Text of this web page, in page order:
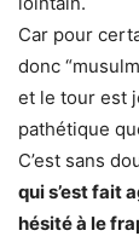
Car pour
donc
et le tour est
pathétique
C’est sans
qui s’est fait
hésité à le